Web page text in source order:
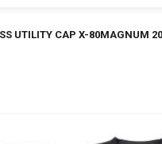
UTILITY CAP X-80MAGNUM